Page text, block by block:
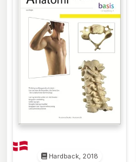
Hardback, 2018